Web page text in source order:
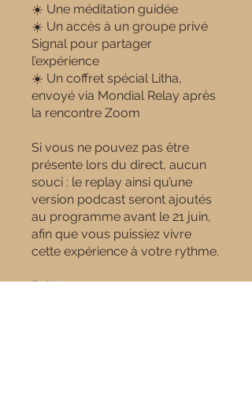
☀️ Une méditation guidée
☀️ Un accès à un groupe privé
Signal pour partager
l’expérience
☀️ Un coffret spécial Litha,
envoyé via Mondial Relay après
la rencontre Zoom
Si vous ne pouvez pas être
présente lors du direct, aucun
souci : le replay ainsi qu’une
version podcast seront ajoutés
au programme avant le 21 juin,
afin que vous puissiez vivre
cette expérience à votre rythme.
Rebecca